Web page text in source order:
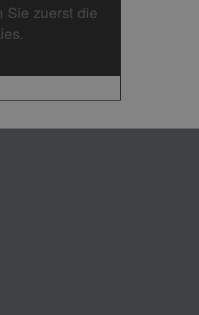
Sie zuerst die